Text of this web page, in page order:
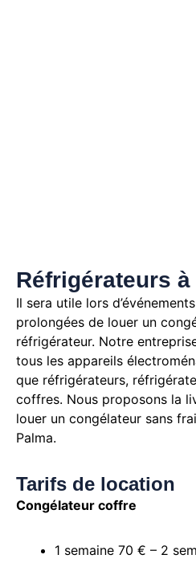
Réfrigérateurs
Il sera utile lors
prolongées de louer un
réfrigérateur. Notre
tous les appareils
que réfrigérateurs,
coffres. Nous proposons la
louer un congélateur sans
Palma.
Tarifs de location
Congélateur coffre
1 semaine 70 € – 2